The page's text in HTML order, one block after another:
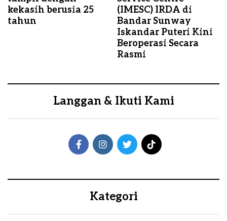
kekasih berusia 25
tahun
(IMESC) IRDA di
Bandar Sunway
Iskandar Puteri Kini
Beroperasi Secara
Rasmi
Langgan & Ikuti Kami
Kategori